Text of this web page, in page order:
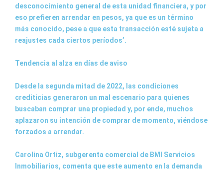
desconocimiento general de esta unidad financiera, y por
eso prefieren arrendar en pesos, ya que es un término
más conocido, pese a que esta transacción esté sujeta a
reajustes cada ciertos períodos’.
Tendencia al alza en días de aviso
Desde la segunda mitad de 2022, las condiciones
crediticias generaron un mal escenario para quienes
buscaban comprar una propiedad y, por ende, muchos
aplazaron su intención de comprar de momento, viéndose
forzados a arrendar.
Carolina Ortiz, subgerenta comercial de BMI Servicios
Inmobiliarios, comenta que este aumento en la demanda